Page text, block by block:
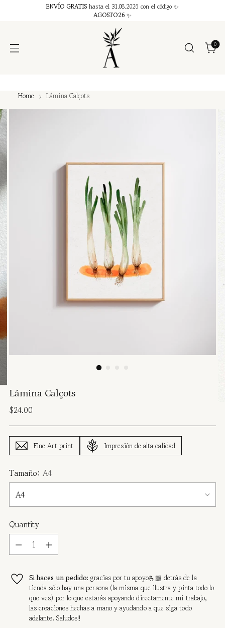
ENVÍO GRATIS hasta el 31.08.2026 con el código ✨
AGOSTO26 ✨
0
Home Lámina Calçots
Lámina Calçots
Regular
$24.00
Fine Art print Impresión de alta calidad
Tamaño: A4
Quantity
Quantity
Si haces un pedido:gracias por tu apoyo🫰🏼 detrás de la
tienda sólo hay una persona (la misma que ilustra y pinta todo lo
que ves) por lo que estarás apoyando directamente mi trabajo,
las creaciones hechas a mano y ayudando a que siga todo
adelante. Saludos!!